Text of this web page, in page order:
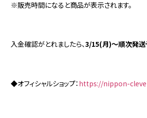
※販売時間になると商品が表示されます。
入金確認がとれましたら、3/15(月)～順次発
◆オフィシャルショップ： https://nippon-